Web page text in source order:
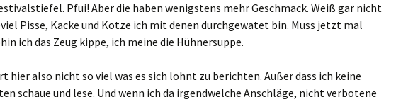
Pfui! Aber die haben wenigstens mehr Geschmack. Weiß gar nicht
Pisse, Kacke und Kotze ich mit denen durchgewatet bin. Muss jetzt mal
ich das Zeug kippe, ich meine die Hühnersuppe.
hier also nicht so viel was es sich lohnt zu berichten. Außer dass ich keine
schaue und lese. Und wenn ich da irgendwelche Anschläge, nicht verbotene